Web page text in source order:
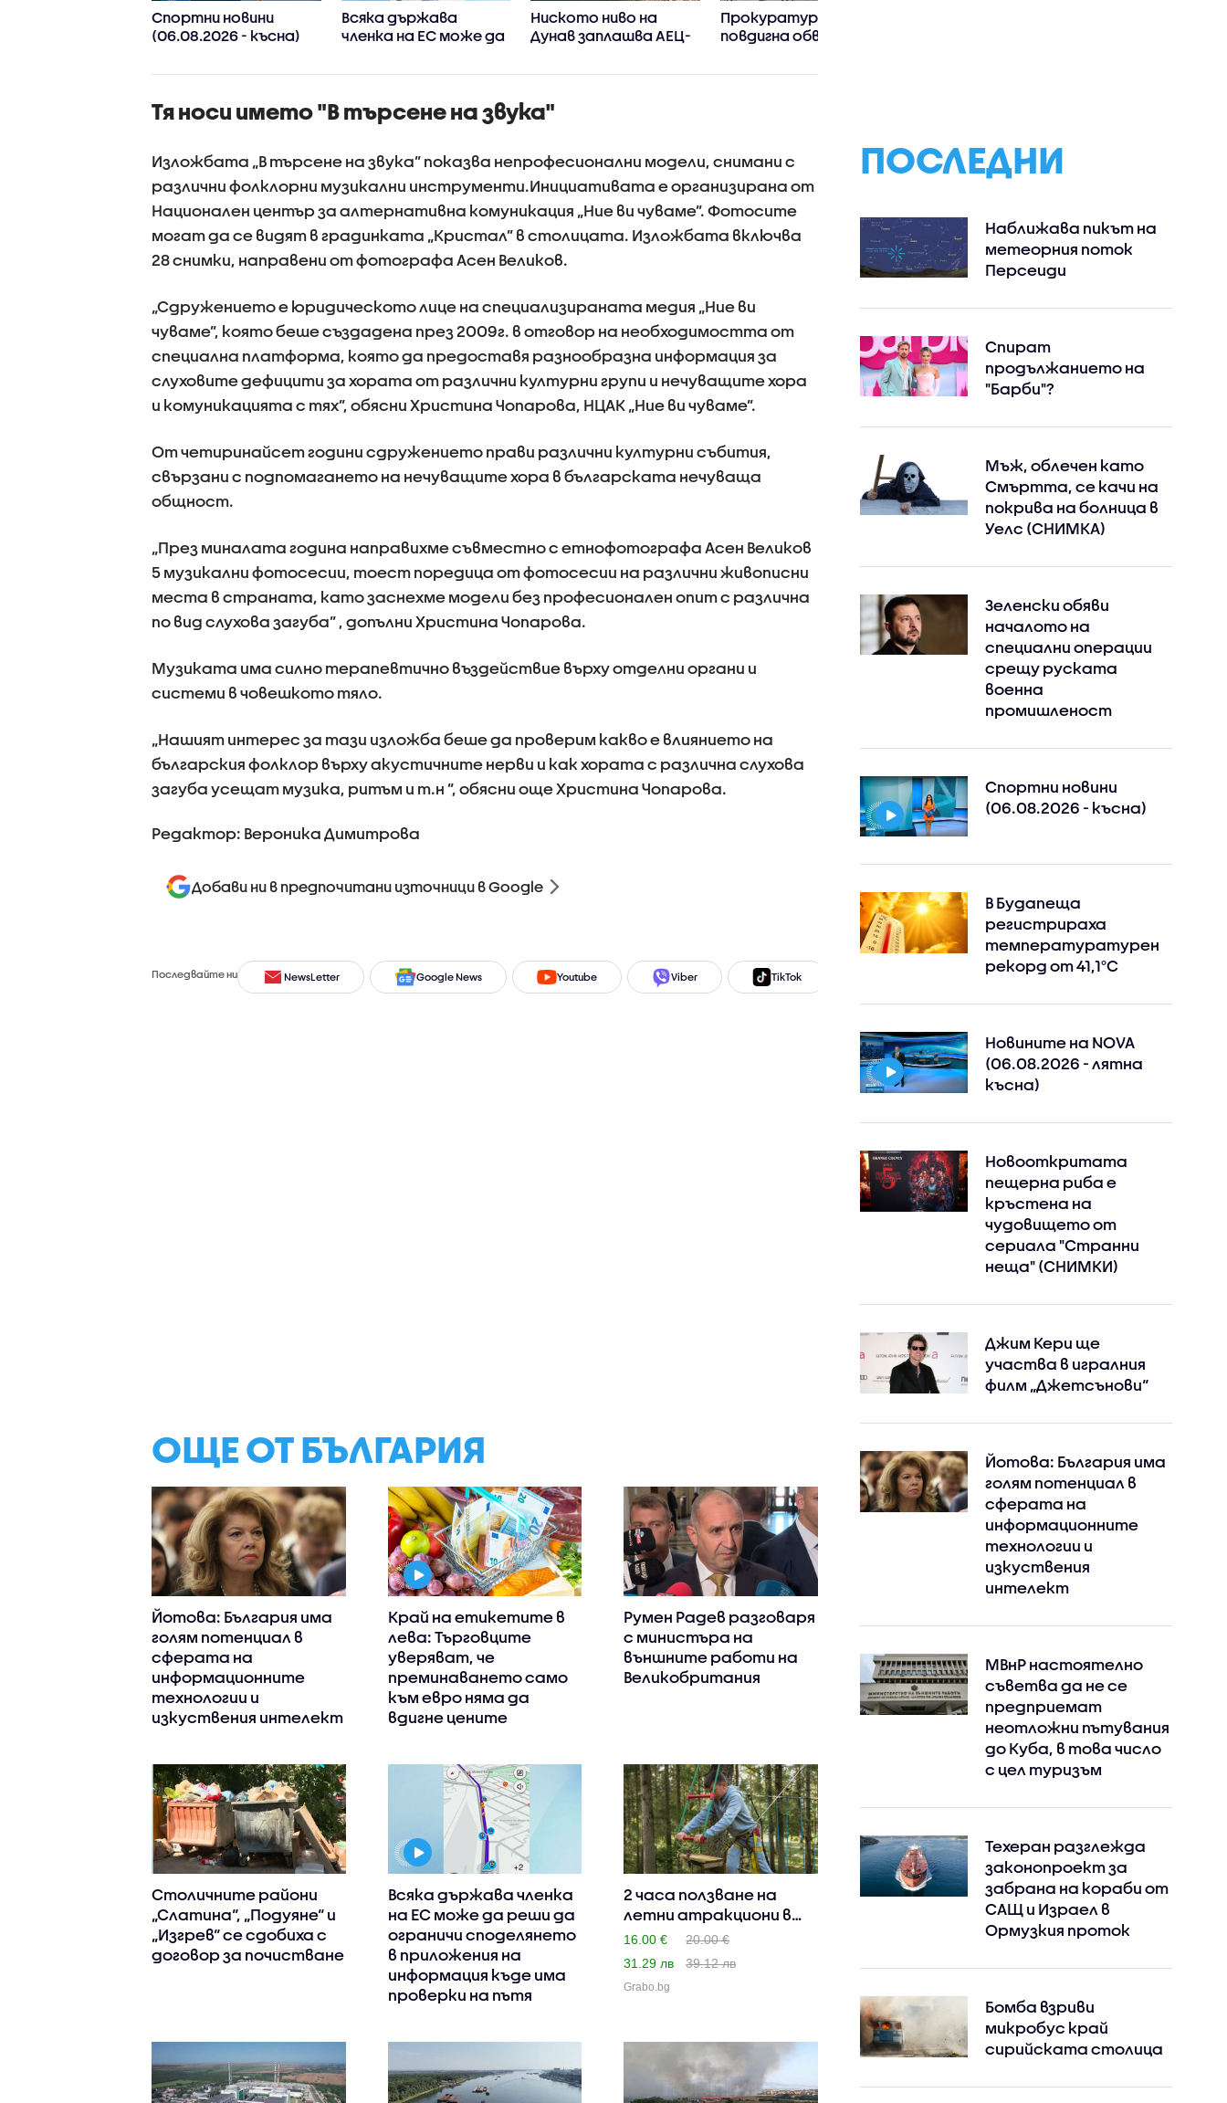
Спортни новини
(06.08.2026 - късна)
Всяка държава
членка на ЕС може да
споделянето в
информация къде има
проверки на пътя
Ниското ниво на
Дунав заплашва АЕЦ-
Прокуратурата
повдигна обвинения
Бургас
Тя носи името "В търсене на звука"
Изложбата „В търсене на звука” показва непрофесионални модели, снимани с
различни фолклорни музикални инструменти.Инициативата е организирана от
Национален център за алтернативна комуникация „Ние ви чуваме”. Фотосите
могат да се видят в градинката „Кристал” в столицата. Изложбата включва
28 снимки, направени от фотографа Асен Великов.
„Сдружението е юридическото лице на специализираната медия „Ние ви
чуваме”, която беше създадена през 2009г. в отговор на необходимостта от
специална платформа, която да предоставя разнообразна информация за
слуховите дефицити за хората от различни културни групи и нечуващите хора
и комуникацията с тях”, обясни Христина Чопарова, НЦАК „Ние ви чуваме”.
От четиринайсет години сдружението прави различни културни събития,
свързани с подпомагането на нечуващите хора в българската нечуваща
общност.
„През миналата година направихме съвместно с етнофотографа Асен Великов
5 музикални фотосесии, тоест поредица от фотосесии на различни живописни
места в страната, като заснехме модели без професионален опит с различна
по вид слухова загуба” , допълни Христина Чопарова.
Музиката има силно терапевтично въздействие върху отделни органи и
системи в човешкото тяло.
„Нашият интерес за тази изложба беше да проверим какво е влиянието на
българския фолклор върху акустичните нерви и как хората с различна слухова
загуба усещат музика, ритъм и т.н ”, обясни още Христина Чопарова.
Редактор: Вероника Димитрова
Добави ни в предпочитани източници в Google
Последвайте ни NewsLetter Google News Youtube Viber TikTok Facebook
ОЩЕ ОТ БЪЛГАРИЯ
Йотова: България има
голям потенциал в
сферата на
информационните
технологии и
изкуствения интелект
Край на етикетите в
лева: Търговците
уверяват, че
преминаването само
към евро няма да
вдигне цените
Румен Радев разговаря
с министъра на
външните работи на
Великобритания
Столичните райони
„Слатина“, „Подуяне“ и
„Изгрев“ се сдобиха с
договор за почистване
Всяка държава членка
на ЕС може да реши да
ограничи споделянето
в приложения на
информация къде има
проверки на пътя
2 часа ползване на
летни атракциони в
Advent..
16.00 €
20.00 €
31.29 лв
39.12 лв
Grabo.bg
ПОСЛЕДНИ
Наближава пикът на
метеорния поток
Персеиди
Спират
продължанието на
"Барби"?
Мъж, облечен като
Смъртта, се качи на
покрива на болница в
Уелс (СНИМКА)
Зеленски обяви
началото на
специални операции
срещу руската
военна
промишленост
Спортни новини
(06.08.2026 - късна)
В Будапеща
регистрираха
температуратурен
рекорд от 41,1°C
Новините на NOVA
(06.08.2026 - лятна
късна)
Новооткритата
пещерна риба е
кръстена на
чудовището от
сериала "Странни
неща" (СНИМКИ)
Джим Кери ще
участва в игралния
филм „Джетсънови“
Йотова: България има
голям потенциал в
сферата на
информационните
технологии и
изкуствения
интелект
МВнР настоятелно
съветва да не се
предприемат
неотложни пътувания
до Куба, в това число
с цел туризъм
Техеран разглежда
законопроект за
забрана на кораби от
САЩ и Израел в
Ормузкия проток
Бомба взриви
микробус край
сирийската столица